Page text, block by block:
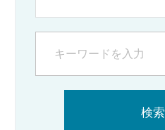
検索